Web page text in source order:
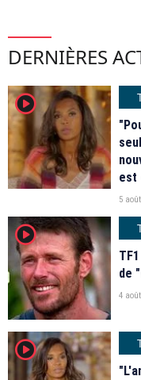
DERNIÈRES
player2
est
5
player2
de
4
player2